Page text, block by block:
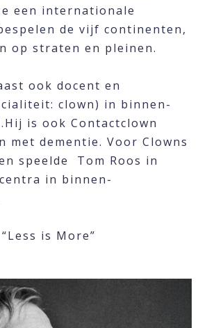
een internationale
de vijf continenten,
op straten en pleinen.
ook docent en
clown) in binnen-
is ook Contactclown
met dementie. Voor Clowns
speelde Tom Roos in
in binnen-
is More”